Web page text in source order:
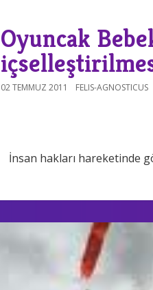
Oyuncak
02 TEMMUZ 2011 FELIS-AGNOSTICUS
İnsan hakları hareketinde